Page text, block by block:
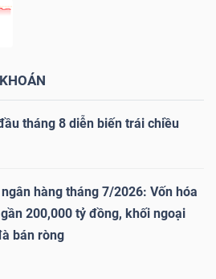
tháng 8 diễn biến trái chiều
hàng tháng 7/2026: Vốn hóa
200,000 tỷ đồng, khối ngoại
bán ròng